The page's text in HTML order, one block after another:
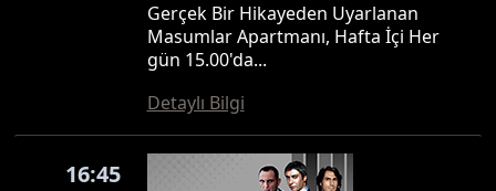
Gerçek Bir Hikayeden Uyarlanan
Masumlar Apartmanı, Hafta İçi Her
gün 15.00'da...
Detaylı Bilgi
16:45